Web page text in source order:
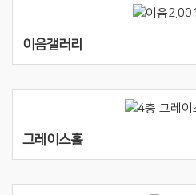
이음갤러리
그레이스홀